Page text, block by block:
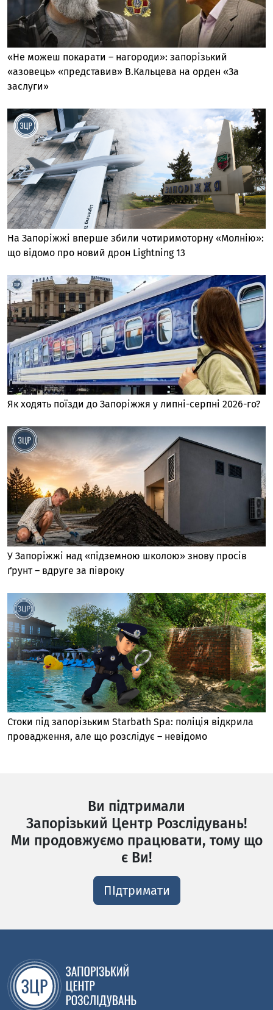
«Не можеш покарати – нагороди»: запорізький
«азовець» «представив» В.Кальцева на орден «За
заслуги»
На Запоріжжі вперше збили чотиримоторну «Молнію»:
що відомо про новий дрон Lightning 13
Як ходять поїзди до Запоріжжя у липні-серпні 2026-го?
У Запоріжжі над «підземною школою» знову просів
ґрунт – вдруге за півроку
Стоки під запорізьким Starbath Spa: поліція відкрила
провадження, але що розслідує – невідомо
Ви підтримали
Запорізький Центр Розслідувань!
Ми продовжуємо працювати, тому що
є Ви!
ПІдтримати